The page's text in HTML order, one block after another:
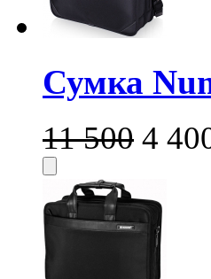
Сумка
11 500 4